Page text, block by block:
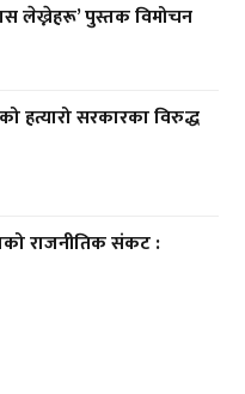
लेख्नेहरू’ पुस्तक विमोचन
हत्यारो सरकारका विरुद्ध
राजनीतिक संकट :